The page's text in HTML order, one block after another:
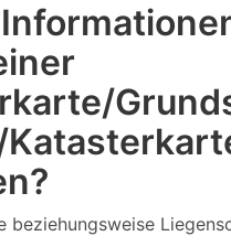
beziehungsweise